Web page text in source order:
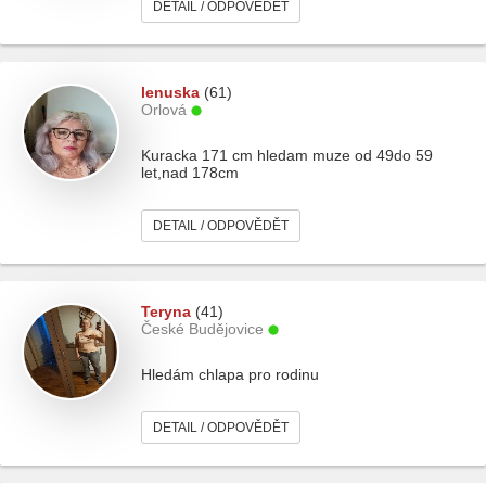
DETAIL / ODPOVĚDĚT
lenuska (61)
Orlová
Kuracka 171 cm hledam muze od 49do 59
let,nad 178cm
DETAIL / ODPOVĚDĚT
Teryna (41)
České Budějovice
Hledám chlapa pro rodinu
DETAIL / ODPOVĚDĚT